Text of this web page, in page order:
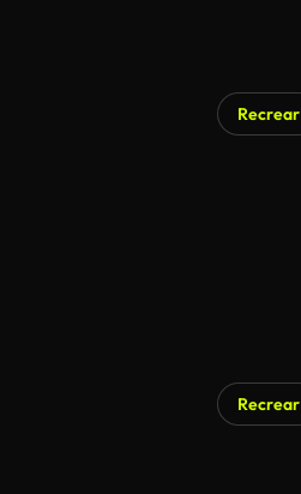
Recrear
Recrear